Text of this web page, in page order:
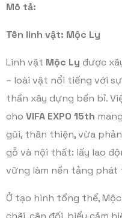
Mô tả:
Tên linh vật: Mộc Ly
Linh vật Mộc Ly được
– loài vật nổi tiếng với
thần xây dựng bền bỉ.
cho VIFA EXPO 15th
gũi, thân thiện, vừa
gỗ và nội thất: lấy lao
vững làm nền tảng phát
Ở tạo hình tổng thể,